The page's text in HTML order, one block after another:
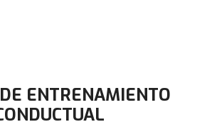
ENTRENAMIENTO